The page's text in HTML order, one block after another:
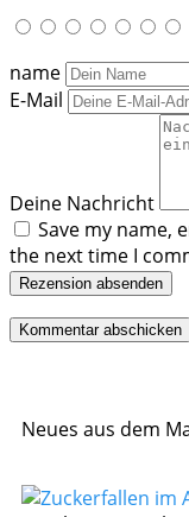
name
E-Mail
Deine Nachricht
Save my name,
the next time I
Rezension absenden
Neues aus dem